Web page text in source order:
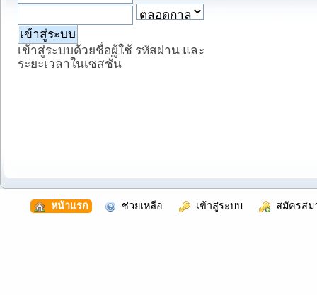
เข้าสู่ระบบด้วยชื่อผู้ใช้ รหัสผ่าน และ
ระยะเวลาในเซสชั่น
หน้าแรก ช่วยเหลือ เข้าสู่ระบบ สมัครสม